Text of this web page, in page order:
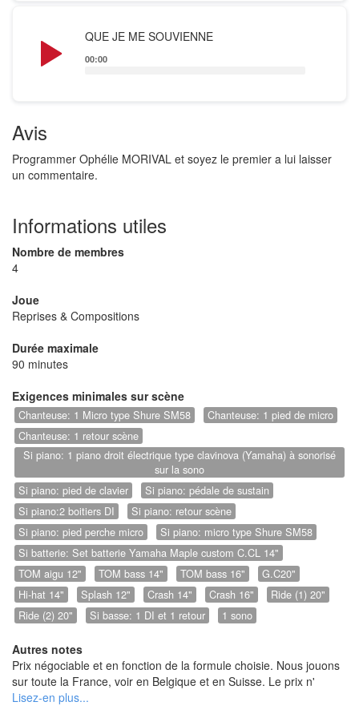
QUE JE ME SOUVIENNE
Player
00:00
Avis
Programmer Ophélie MORIVAL et soyez le premier a lui laisser
un commentaire.
Informations utiles
Nombre de membres
4
Joue
Reprises & Compositions
Durée maximale
90 minutes
Exigences minimales sur scène
Chanteuse: 1 Micro type Shure SM58
Chanteuse: 1 pied de micro
Chanteuse: 1 retour scène
Si piano: 1 piano droit électrique type clavinova (Yamaha) à sonorisé
sur la sono
Si piano: pied de clavier
Si piano: pédale de sustain
Si piano:2 boitiers DI
Si piano: retour scène
Si piano: pied perche micro
Si piano: micro type Shure SM58
Si batterie: Set batterie Yamaha Maple custom C.CL 14"
TOM aigu 12"
TOM bass 14" TOM bass 16"
G.C20"
Hi-hat 14"
Splash 12" Crash 14" Crash 16"
Ride (1) 20"
Ride (2) 20"
Si basse: 1 DI et 1 retour 1 sono
Autres notes
Prix négociable et en fonction de la formule choisie. Nous jouons
sur toute la France, voir en Belgique et en Suisse. Le prix n'
inclue pas les frais de voyage, l' hébergement et les repas (si